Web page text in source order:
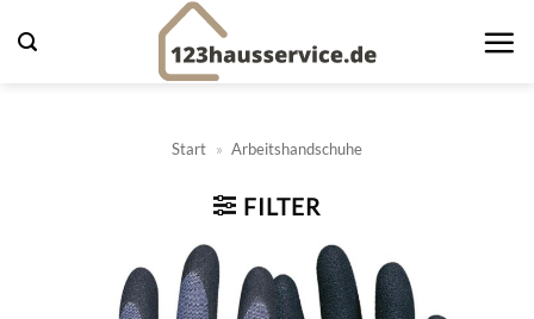
Inhalt
Start » Arbeitshandschuhe
FILTER